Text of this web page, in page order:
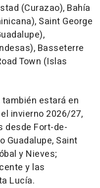
(Curazao), Bahía
Saint George
Basseterre
Town (Islas
también estará en
invierno 2026/27,
desde Fort-de-
Guadalupe, Saint
y Nieves;
y las
Lucía.